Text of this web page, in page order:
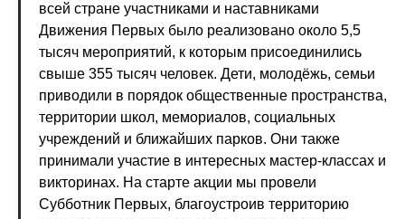
всей стране участниками и наставниками
Движения Первых было реализовано около 5,5
тысяч мероприятий, к которым присоединились
свыше 355 тысяч человек. Дети, молодёжь, семьи
приводили в порядок общественные пространства,
территории школ, мемориалов, социальных
учреждений и ближайших парков. Они также
принимали участие в интересных мастер-классах и
викторинах. На старте акции мы провели
Субботник Первых, благоустроив территорию